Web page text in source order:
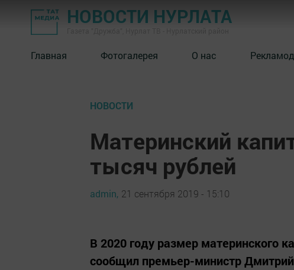
НОВОСТИ НУРЛАТА
Главная Фотогалерея О нас
НОВОСТИ
Материнский
тысяч рублей
admin, 21 сентября 2019 - 15:10
В 2020 году размер материнского
сообщил премьер-министр